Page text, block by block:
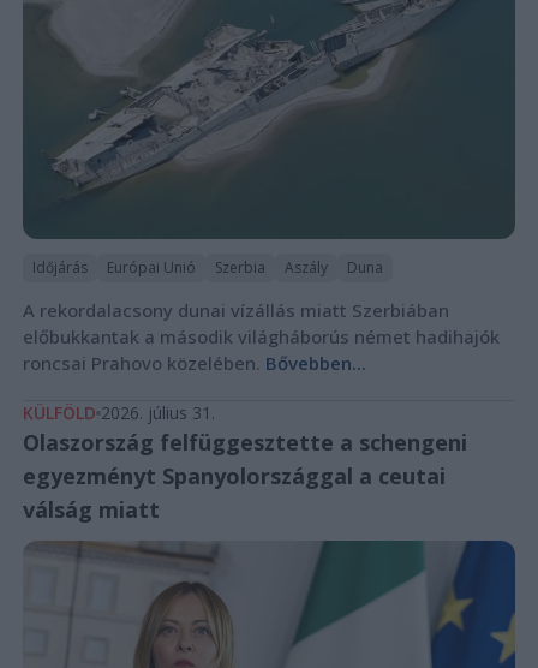
Időjárás Európai Unió Szerbia Aszály Duna
A rekordalacsony dunai vízállás miatt Szerbiában
előbukkantak a második világháborús német hadihajók
roncsai Prahovo közelében. Bővebben...
KÜLFÖLD 2026. július 31.
Olaszország felfüggesztette a schengeni
egyezményt Spanyolországgal a ceutai
válság miatt